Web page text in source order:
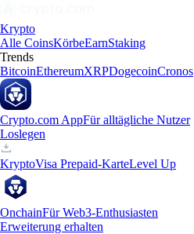
Krypto
Alle CoinsKörbeEarnStaking
Trends
BitcoinEthereumXRPDogecoinCronos
Crypto.com AppFür alltägliche Nutzer
Loslegen
KryptoVisa Prepaid-KarteLevel Up
OnchainFür Web3-Enthusiasten
Erweiterung erhalten